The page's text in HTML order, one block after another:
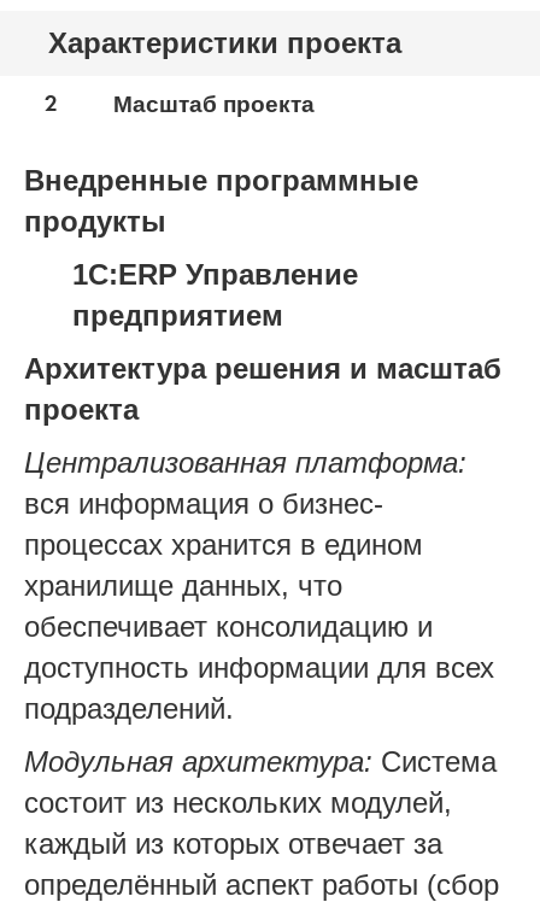
Характеристики проекта
2 Масштаб проекта
Внедренные программные
продукты
1С:ERP Управление
предприятием
Архитектура решения и масштаб
проекта
Централизованная платформа:
вся информация о бизнес-
процессах хранится в едином
хранилище данных, что
обеспечивает консолидацию и
доступность информации для всех
подразделений.
Модульная архитектура: Система
состоит из нескольких модулей,
каждый из которых отвечает за
определённый аспект работы (сбор